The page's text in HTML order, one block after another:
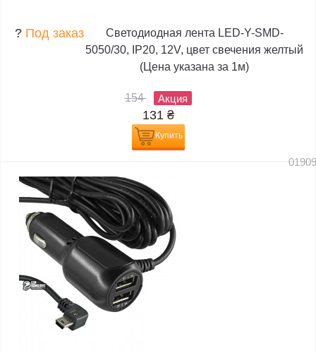
? Под заказ
Светодиодная лента LED-Y-SMD-
5050/30, IP20, 12V, цвет свечения желтый
(Цена указана за 1м)
154 Акция
131 ₴
Купить